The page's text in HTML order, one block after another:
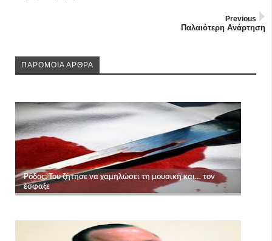
Previous
Παλαιότερη Ανάρτηση
ΠΑΡΟΜΟΙΑ ΑΡΘΡΑ